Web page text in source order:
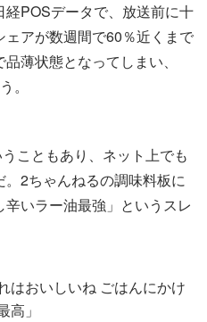
POSデータで、放送前に十
アが数週間で60％近くまで
薄状態となってしまい、
。
こともあり、ネット上でも
。2ちゃんねるの調味料板に
いラー油最強」というスレ
はおいしいね ごはんにかけ
高」